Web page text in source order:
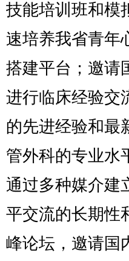
技能培训班和模
速培养我省青年
搭建平台；邀请
进行临床经验交
的先进经验和最
管外科的专业水
通过多种媒介建
平交流的长期性
峰论坛，邀请国